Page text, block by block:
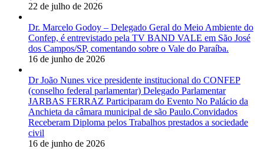
22 de julho de 2026
Dr. Marcelo Godoy – Delegado Geral do Meio Ambiente do
Confep, é entrevistado pela TV BAND VALE em São José
dos Campos/SP, comentando sobre o Vale do Paraíba.
16 de junho de 2026
Dr João Nunes vice presidente institucional do CONFEP
(conselho federal parlamentar) Delegado Parlamentar
JARBAS FERRAZ Participaram do Evento No Palácio da
Anchieta da câmara municipal de são Paulo.Convidados
Receberam Diploma pelos Trabalhos prestados a sociedade
civil
16 de junho de 2026